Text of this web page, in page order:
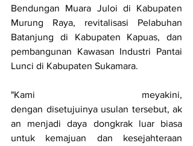
Bendungan Muara Juloi di Kabupaten
Murung Raya, revitalisasi Pelabuhan
Batanjung di Kabupaten Kapuas, dan
pembangunan Kawasan Industri Pantai
Lunci di Kabupaten Sukamara.
"Kami meyakini,
dengan disetujuinya usulan tersebut, ak
an menjadi daya dongkrak luar biasa
untuk kemajuan dan kesejahteraan